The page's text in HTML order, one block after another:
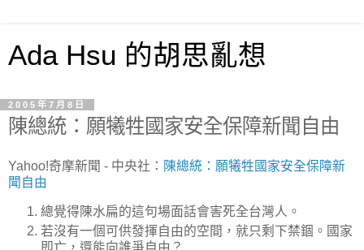
Ada Hsu 的胡思亂想
2005年7月8日
陳總統：願犧牲國家安全保障新聞自由
Yahoo!奇摩新聞 - 中央社： 陳總統：願犧牲國家安全保障新
聞自由
總覺得陳水扁的這句場面話會害死全台灣人。
若沒有一個可供發揮自由的空間，就只剩下禁錮。國家
即亡，還能向誰爭自由？